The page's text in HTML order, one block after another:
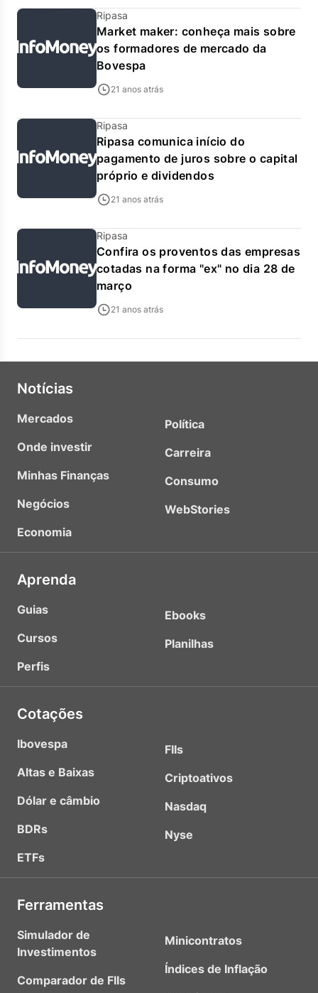
Ripasa
Market maker: conheça mais sobre
os formadores de mercado da
Bovespa
21 anos atrás
Ripasa
Ripasa comunica início do
pagamento de juros sobre o capital
próprio e dividendos
21 anos atrás
Ripasa
Confira os proventos das empresas
cotadas na forma "ex" no dia 28 de
março
21 anos atrás
Notícias
Mercados
Onde investir
Minhas Finanças
Negócios
Economia
Política
Carreira
Consumo
WebStories
Aprenda
Guias
Cursos
Perfis
Ebooks
Planilhas
Cotações
Ibovespa
Altas e Baixas
Dólar e câmbio
BDRs
ETFs
FIIs
Criptoativos
Nasdaq
Nyse
Ferramentas
Simulador de
Investimentos
Comparador de FIIs
Minicontratos
Índices de Inflação